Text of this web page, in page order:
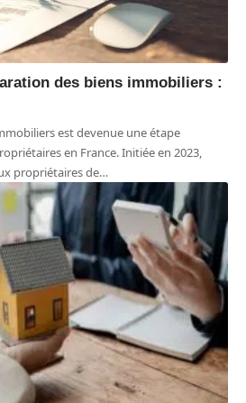
des biens immobiliers :
est devenue une étape
en France. Initiée en 2023,
propriétaires de…